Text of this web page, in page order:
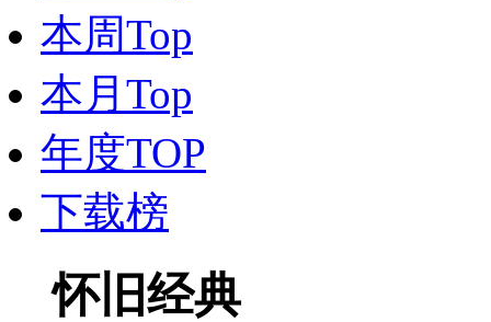
本周Top
本月Top
年度TOP
下载榜
怀旧经典